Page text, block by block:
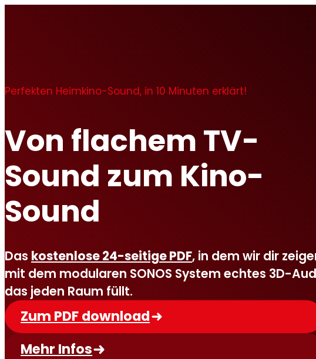
Von flachem TV-
Sound zum Kino-
Sound
Perfekten Heimkino-Sound, in 10 Minuten erklärt!
Das kostenlose 24-seitige PDF, in dem wir dir
mit dem modularen SONOS System echtes 3D-
das jeden Raum füllt.
Zum PDF download
Mehr Infos